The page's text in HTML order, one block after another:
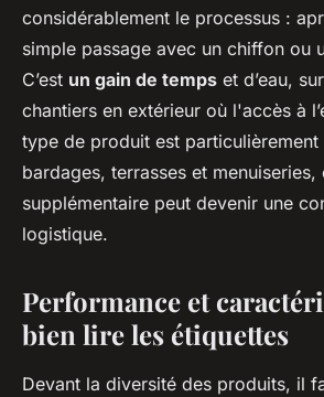
considérablement le processus :
simple passage avec un chiffon ou
C’est un gain de temps et d’eau,
chantiers en extérieur où l'accès à
type de produit est particulièrement
bardages, terrasses et
supplémentaire peut devenir une
logistique.
Performance et
bien lire les étiquettes
Devant la diversité des produits, il